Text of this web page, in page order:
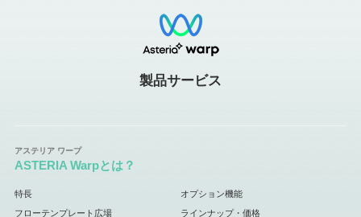
製品サービス
ASTERIA Warpとは？
特長 オプション機能
フローテンプレート広場 ラインナップ・価格